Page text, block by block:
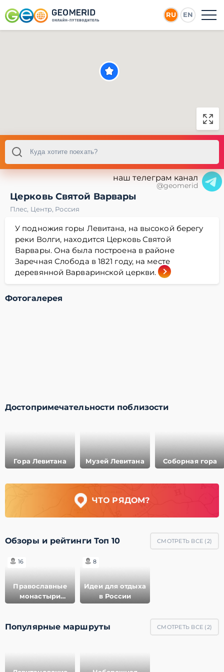
RU EN
наш телеграм канал
@geomerid
Церковь Святой Варвары
Плес, Центр, Россия
У подножия горы Левитана, на высокой берегу
реки Волги, находится Церковь Святой
Варвары. Она была построена в районе
Заречная Слобода в 1821 году, на месте
деревянной Варваринской церкви.
Фотогалерея
Достопримечательности поблизости
Гора Левитана Музей Левитана Соборная гора
ЧТО РЯДОМ?
Обзоры и рейтинги Топ 10 СМОТРЕТЬ ВСЕ (2)
16
Православные
монастыри
России
8
Идеи для отдыха
в России
Популярные маршруты СМОТРЕТЬ ВСЕ (2)